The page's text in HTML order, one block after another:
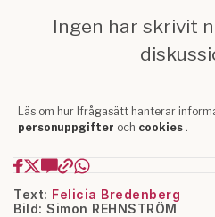
Text: Felicia Bredenberg
Bild: Simon REHNSTRÖM